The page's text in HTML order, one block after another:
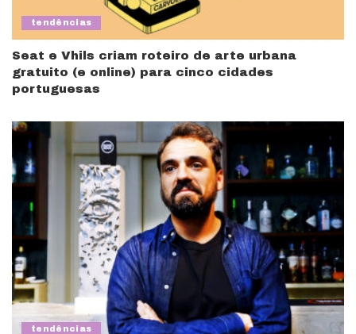
tendências
Seat e Vhils criam roteiro de arte urbana
gratuito (e online) para cinco cidades
portuguesas
tendências